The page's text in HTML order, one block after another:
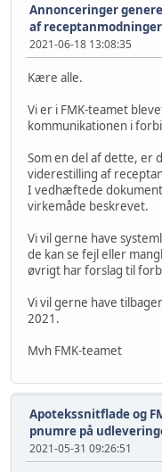
Annonceringer
af receptanmodninger
2021-06-18 13:08:35
Kære alle.
Vi er i FMK-teamet
kommunikationen i
Som en del af dette, er
viderestilling af
I vedhæftede
virkemåde beskrevet.
Vi vil gerne have
de kan se fejl eller
øvrigt har forslag til
Vi vil gerne have
2021.
Mvh FMK-teamet
Apotekssnitflade og
pnumre på
2021-05-31 09:26:51